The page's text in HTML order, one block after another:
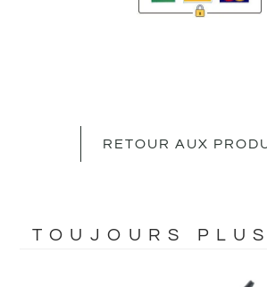
RETOUR AUX
TOUJOURS